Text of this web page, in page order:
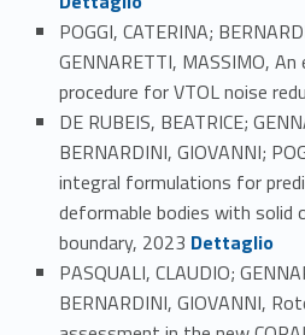
POGGI, CATERINA;
GENNARETTI, MASSIMO,
procedure for VTOL noise
DE RUBEIS, BEATRICE;
BERNARDINI, GIOVANNI;
integral formulations for
deformable bodies with solid
boundary, 2023 Link identifier #identifier_person_176865-87
Dettaglio
PASQUALI, CLAUDIO;
BERNARDINI, GIOVANNI,